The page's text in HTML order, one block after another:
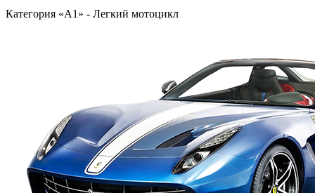
Категория «A1» - Легкий мотоцикл